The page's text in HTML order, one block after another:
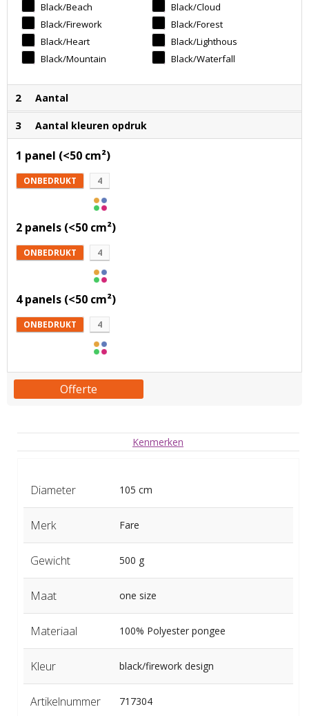
Black/beach
Thx Design
Black/cloud
Design
Black/firework
Design
Black/forest
Design
Black/heart
Design
Black/lighthouse
Design
Black/mountain
Black/waterfall
2 Aantal
3 Aantal kleuren opdruk
1 panel (<50 cm²)
ONBEDRUKT 4
2 panels (<50 cm²)
ONBEDRUKT 4
4 panels (<50 cm²)
ONBEDRUKT 4
Offerte
Kenmerken
Diameter 105 cm
Merk Fare
Gewicht 500 g
Maat one size
Materiaal 100% Polyester pongee
Kleur black/firework design
Artikelnummer 717304